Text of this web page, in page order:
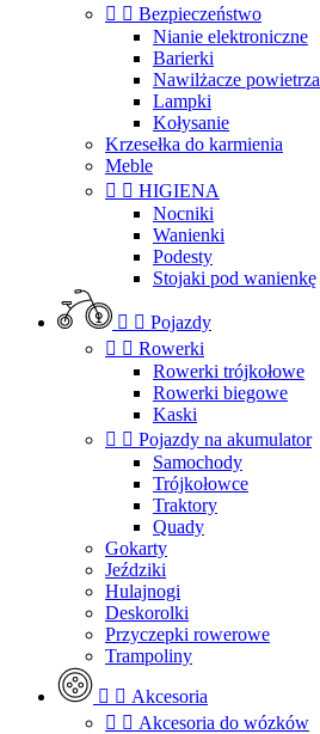
  Bezpieczeństwo
Nianie elektroniczne
Barierki
Nawilżacze powietrza
Lampki
Kołysanie
Krzesełka do karmienia
Meble
  HIGIENA
Nocniki
Wanienki
Podesty
Stojaki pod wanienkę
  Pojazdy
  Rowerki
Rowerki trójkołowe
Rowerki biegowe
Kaski
  Pojazdy na akumulator
Samochody
Trójkołowce
Traktory
Quady
Gokarty
Jeździki
Hulajnogi
Deskorolki
Przyczepki rowerowe
Trampoliny
  Akcesoria
  Akcesoria do wózków